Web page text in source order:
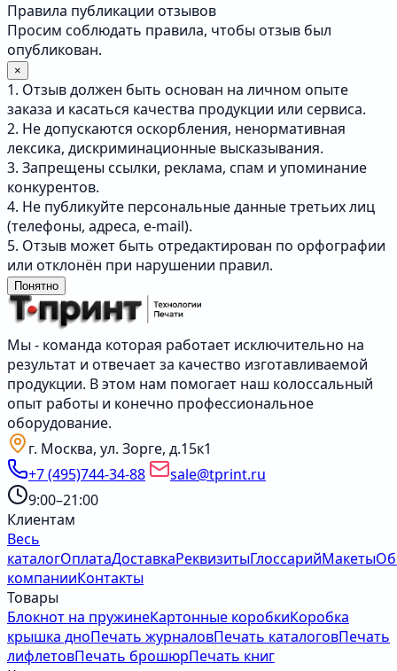
Правила публикации отзывов
Просим соблюдать правила, чтобы отзыв был
опубликован.
×
1. Отзыв должен быть основан на личном опыте
заказа и касаться качества продукции или сервиса.
2. Не допускаются оскорбления, ненормативная
лексика, дискриминационные высказывания.
3. Запрещены ссылки, реклама, спам и упоминание
конкурентов.
4. Не публикуйте персональные данные третьих лиц
(телефоны, адреса, e-mail).
5. Отзыв может быть отредактирован по орфографии
или отклонён при нарушении правил.
Понятно
Мы - команда которая работает исключительно на
результат и отвечает за качество изготавливаемой
продукции. В этом нам помогает наш колоссальный
опыт работы и конечно профессиональное
оборудование.
г. Москва, ул. Зорге, д.15к1
+7 (495)744-34-88
sale@tprint.ru
9:00–21:00
Клиентам
Весь
каталогОплатаДоставкаРеквизитыГлоссарийМакеты
компанииКонтакты
Товары
Блокнот на пружинеКартонные коробкиКоробка
крышка дноПечать журналовПечать каталоговПечать
лифлетовПечать брошюрПечать книг